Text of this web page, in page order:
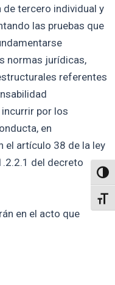
tercero individual y
las pruebas que
normas jurídicas,
referentes
por los
en
el artículo 38 de la ley
del decreto
en el acto que